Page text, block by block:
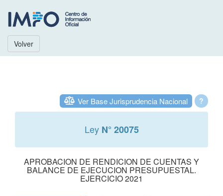
Volver
?
Ver Base Jurisprudencia Nacional
Ley N° 20075
APROBACION DE RENDICION DE CUENTAS Y
BALANCE DE EJECUCION PRESUPUESTAL.
EJERCICIO 2021